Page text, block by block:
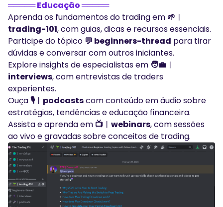
═════ Educação ═════
Aprenda os fundamentos do trading em 🌱︱
trading-101, com guias, dicas e recursos essenciais.
Participe do tópico 💬 beginners-thread para tirar
dúvidas e conversar com outros iniciantes.
Explore insights de especialistas em 🧑‍💼︱
interviews, com entrevistas de traders
experientes.
Ouça🎙︱podcastscom conteúdo em áudio sobre
estratégias, tendências e educação financeira.
Assista e aprenda em 📺︱webinars, com sessões
ao vivo e gravadas sobre conceitos de trading.